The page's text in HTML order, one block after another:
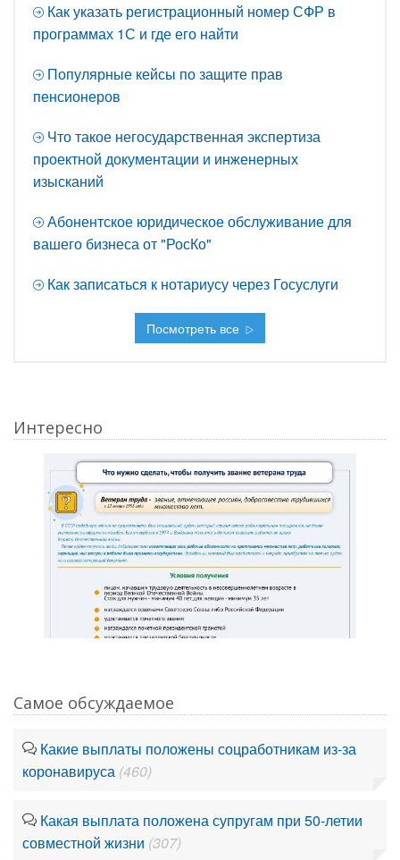
Как указать регистрационный номер СФР в
программах 1С и где его найти
Популярные кейсы по защите прав
пенсионеров
Что такое негосударственная экспертиза
проектной документации и инженерных
изысканий
Абонентское юридическое обслуживание для
вашего бизнеса от "РосКо"
Как записаться к нотариусу через Госуслуги
Посмотреть все
Интересно
Самое обсуждаемое
Какие выплаты положены соцработникам из-за
коронавируса (460)
Какая выплата положена супругам при 50-летии
совместной жизни (307)